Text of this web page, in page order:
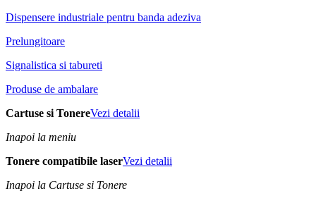
Dispensere industriale pentru banda adeziva
Prelungitoare
Signalistica si tabureti
Produse de ambalare
Cartuse si TonereVezi detalii
Inapoi la meniu
Tonere compatibile laserVezi detalii
Inapoi la Cartuse si Tonere